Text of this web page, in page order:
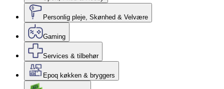
Personlig pleje, Skønhed & Velvære
Gaming
Services & tilbehør
Epoq køkken & bryggers